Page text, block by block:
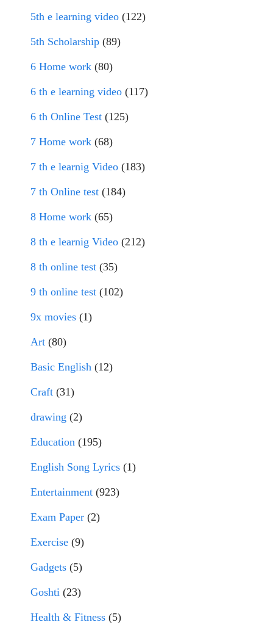
5th e learning video (122)
5th Scholarship (89)
6 Home work (80)
6 th e learning video (117)
6 th Online Test (125)
7 Home work (68)
7 th e learnig Video (183)
7 th Online test (184)
8 Home work (65)
8 th e learnig Video (212)
8 th online test (35)
9 th online test (102)
9x movies (1)
Art (80)
Basic English (12)
Craft (31)
drawing (2)
Education (195)
English Song Lyrics (1)
Entertainment (923)
Exam Paper (2)
Exercise (9)
Gadgets (5)
Goshti (23)
Health & Fitness (5)